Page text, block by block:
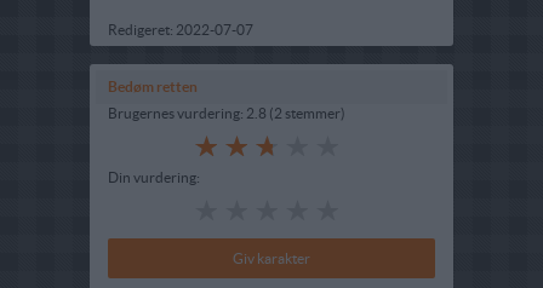
Redigeret: 2022-07-07
Bedøm retten
Brugernes vurdering: 2.8 (2 stemmer)
Din vurdering: